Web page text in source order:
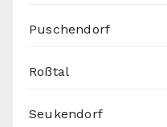
Puschendorf
Roßtal
Seukendorf